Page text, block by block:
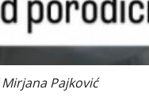
Pajković